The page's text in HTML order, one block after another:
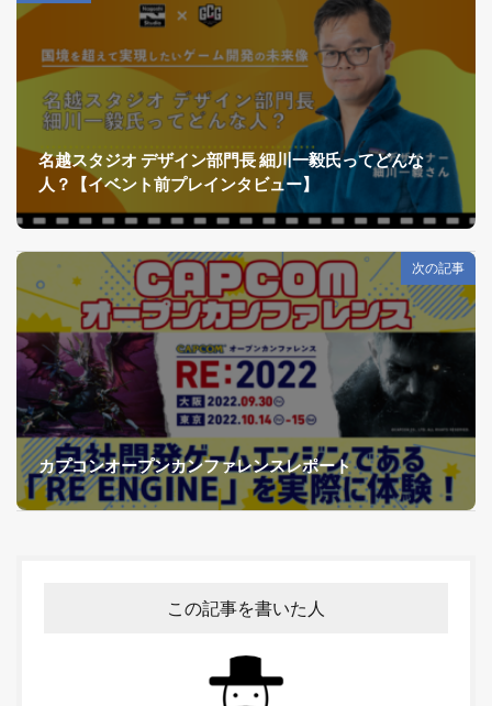
名越スタジオ デザイン部門長 細川一毅氏ってどんな
人？【イベント前プレインタビュー】
次の記事
カプコンオープンカンファレンスレポート
この記事を書いた人